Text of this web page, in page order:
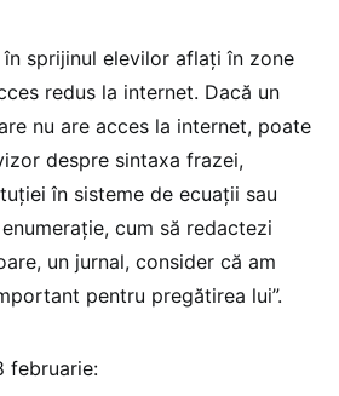
în sprijinul elevilor aflați în zone
redus la internet. Dacă un
nu are acces la internet, poate
despre sintaxa frazei,
în sisteme de ecuații sau
cum să redactezi
un jurnal, consider că am
pentru pregătirea lui”.
februarie: